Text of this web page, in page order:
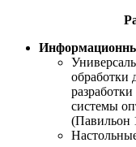
обработки
системы
(Павильон